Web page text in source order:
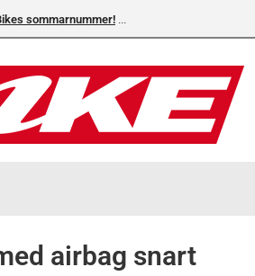
sommarnummer!
airbag snart